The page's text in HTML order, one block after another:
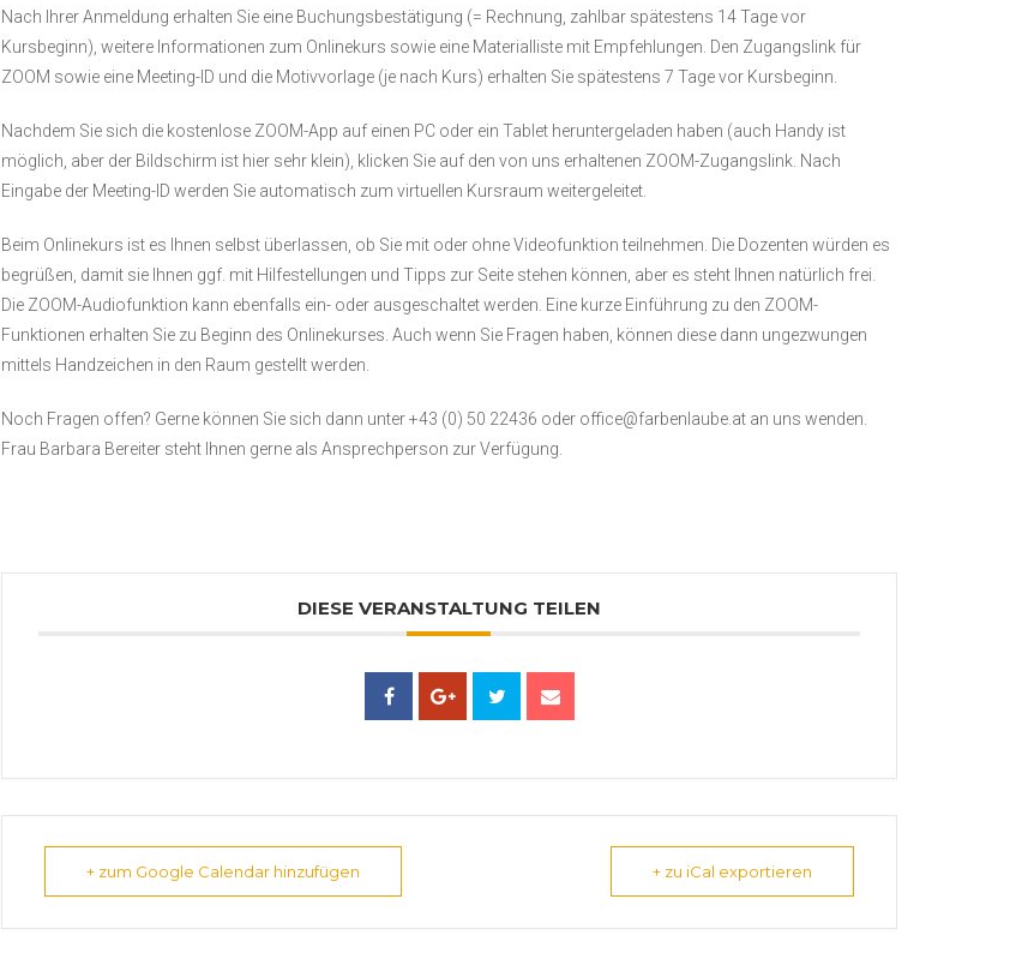
Nach Ihrer Anmeldung erhalten Sie eine Buchungsbestätigung (= Rechnung, zahlbar spätestens 14 Tage vor
Kursbeginn), weitere Informationen zum Onlinekurs sowie eine Materialliste mit Empfehlungen. Den Zugangslink für
ZOOM sowie eine Meeting-ID und die Motivvorlage (je nach Kurs) erhalten Sie spätestens 7 Tage vor Kursbeginn.
Nachdem Sie sich die kostenlose ZOOM-App auf einen PC oder ein Tablet heruntergeladen haben (auch Handy ist
möglich, aber der Bildschirm ist hier sehr klein), klicken Sie auf den von uns erhaltenen ZOOM-Zugangslink. Nach
Eingabe der Meeting-ID werden Sie automatisch zum virtuellen Kursraum weitergeleitet.
Beim Onlinekurs ist es Ihnen selbst überlassen, ob Sie mit oder ohne Videofunktion teilnehmen. Die Dozenten würden es
begrüßen, damit sie Ihnen ggf. mit Hilfestellungen und Tipps zur Seite stehen können, aber es steht Ihnen natürlich frei.
Die ZOOM-Audiofunktion kann ebenfalls ein- oder ausgeschaltet werden. Eine kurze Einführung zu den ZOOM-
Funktionen erhalten Sie zu Beginn des Onlinekurses. Auch wenn Sie Fragen haben, können diese dann ungezwungen
mittels Handzeichen in den Raum gestellt werden.
Noch Fragen offen? Gerne können Sie sich dann unter +43 (0) 50 22436 oder office@farbenlaube.at an uns wenden.
Frau Barbara Bereiter steht Ihnen gerne als Ansprechperson zur Verfügung.
DIESE VERANSTALTUNG TEILEN
+ zum Google Calendar hinzufügen + zu iCal exportieren